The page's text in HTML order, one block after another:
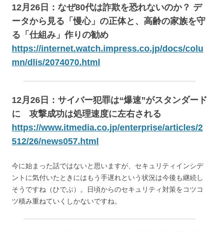
12月26日：なぜ80代は詐欺を恐れないのか？ デ
ータから見る「慢心」の正体と、高齢の家族を守
る「仕組み」作りの勧め
https://internet.watch.impress.co.jp/docs/colu
mn/dlis/2074070.html
12月26日：サイバー犯罪は“爆速”がスタンダード
に 攻撃成功は処理速度に左右される
https://www.itmedia.co.jp/enterprise/articles/2
512/26/news057.html
今に始まった話ではないと思いますが、セキュリティインシデ
ントに気付いたときにはもう手遅れという状況は今後も継続し
そうですね（ひでぶ）。日頃からのセキュリティ対策をコツコ
ツ積み重ねていくしかないですね。